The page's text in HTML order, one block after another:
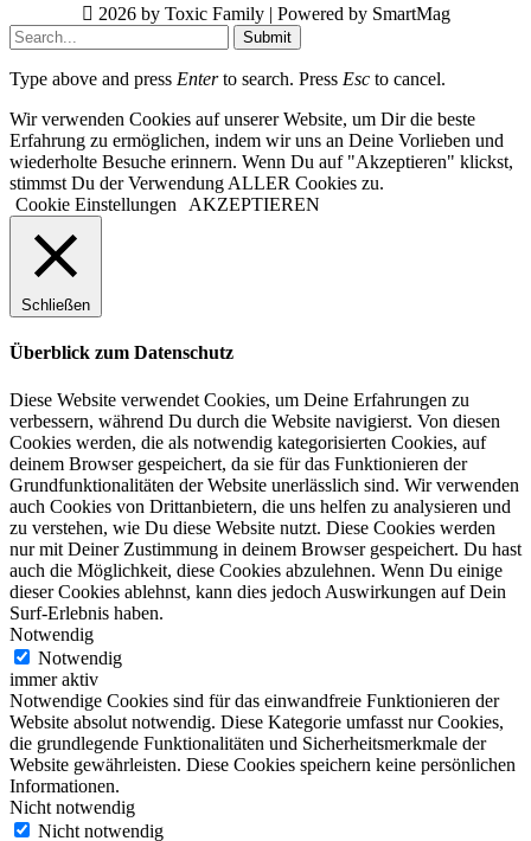
2026 by Toxic Family | Powered by SmartMag
Submit
Type above and press Enterto search. Press Esc to cancel.
Wir verwenden Cookies auf unserer Website, um Dir die beste
Erfahrung zu ermöglichen, indem wir uns an Deine Vorlieben und
wiederholte Besuche erinnern. Wenn Du auf "Akzeptieren" klickst,
stimmst Du der Verwendung ALLER Cookies zu.
Cookie Einstellungen
AKZEPTIEREN
Schließen
Überblick zum Datenschutz
Diese Website verwendet Cookies, um Deine Erfahrungen zu
verbessern, während Du durch die Website navigierst. Von diesen
Cookies werden, die als notwendig kategorisierten Cookies, auf
deinem Browser gespeichert, da sie für das Funktionieren der
Grundfunktionalitäten der Website unerlässlich sind. Wir verwenden
auch Cookies von Drittanbietern, die uns helfen zu analysieren und
zu verstehen, wie Du diese Website nutzt. Diese Cookies werden
nur mit Deiner Zustimmung in deinem Browser gespeichert. Du hast
auch die Möglichkeit, diese Cookies abzulehnen. Wenn Du einige
dieser Cookies ablehnst, kann dies jedoch Auswirkungen auf Dein
Surf-Erlebnis haben.
Notwendig
Notwendig
immer aktiv
Notwendige Cookies sind für das einwandfreie Funktionieren der
Website absolut notwendig. Diese Kategorie umfasst nur Cookies,
die grundlegende Funktionalitäten und Sicherheitsmerkmale der
Website gewährleisten. Diese Cookies speichern keine persönlichen
Informationen.
Nicht notwendig
Nicht notwendig